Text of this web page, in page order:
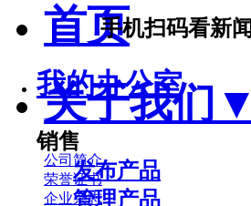
手机扫码看新闻
我的办公室
销售
发布产品
管理产品
首页
关于我们 ▼
公司简介
荣誉证书
企业杂志